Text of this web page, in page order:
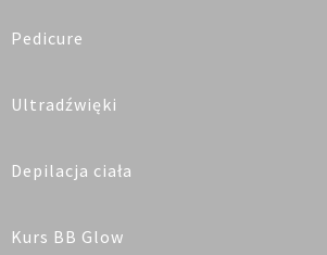
Pedicure
Ultradźwięki
Depilacja ciała
Kurs BB Glow